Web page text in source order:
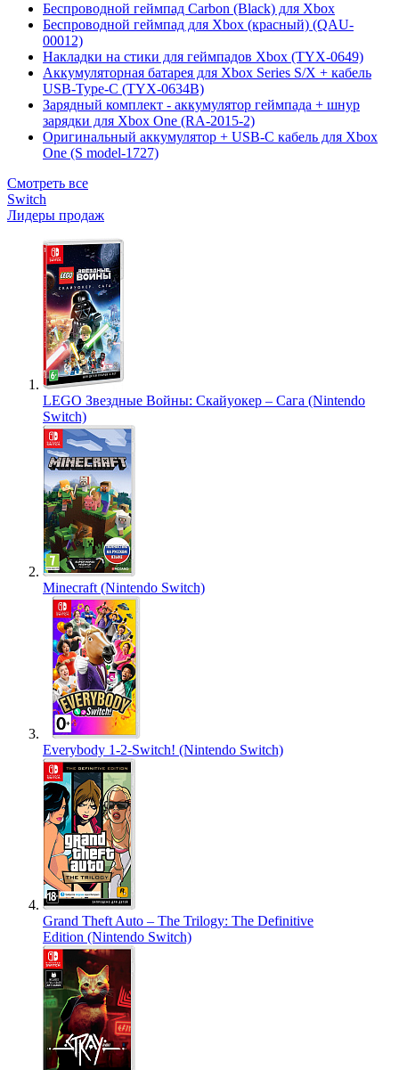
Беспроводной геймпад Carbon (Black) для Xbox
Беспроводной геймпад для Xbox (красный) (QAU-
00012)
Накладки на стики для геймпадов Xbox (TYX-0649)
Аккумуляторная батарея для Xbox Series S/X + кабель
USB-Type-C (TYX-0634B)
Зарядный комплект - аккумулятор геймпада + шнур
зарядки для Xbox One (RA-2015-2)
Оригинальный аккумулятор + USB-C кабель для Xbox
One (S model-1727)
Смотреть все
Switch
Лидеры продаж
LEGO Звездные Войны: Скайуокер – Сага (Nintendo
Switch)
Minecraft (Nintendo Switch)
Everybody 1-2-Switch! (Nintendo Switch)
Grand Theft Auto – The Trilogy: The Definitive
Edition (Nintendo Switch)